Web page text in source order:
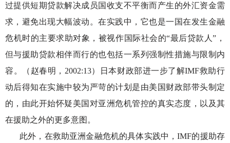
过提供短期贷款解决成员国收支不平衡而产生的外汇资金需
求，避免出现大幅波动。在实践中，它也是一国在发生金融
危机时的主要求助对象，被视作国际社会的“最后贷款人”，
但与援助贷款相伴而行的也包括一系列强制性措施与限制内
容。（赵春明，2002:13）日本财政部进一步了解IMF救助行
动后得知在实施中较为严苛的计划是由美国财政部带头制定
的，由此开始怀疑美国对亚洲危机管控的真实态度，以及其
在援助之外的更多意图。
此外，在救助亚洲金融危机的具体实践中，IMF的援助存